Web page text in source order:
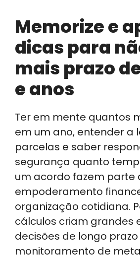
Memorize e
dicas para
mais prazo
e anos
Ter em mente quantos
em um ano, entender a
parcelas e saber
segurança quanto
um acordo fazem parte
empoderamento
organização cotidiana.
cálculos criam grandes
decisões de longo prazo
monitoramento de